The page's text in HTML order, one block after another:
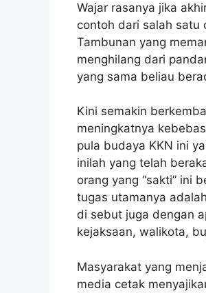
Wajar rasanya jika
contoh dari salah satu
Tambunan yang
menghilang dari
yang sama beliau
Kini semakin
meningkatnya
pula budaya KKN ini
inilah yang telah
orang yang “sakti” ini
tugas utamanya
di sebut juga dengan
kejaksaan, walikota,
Masyarakat yang
media cetak